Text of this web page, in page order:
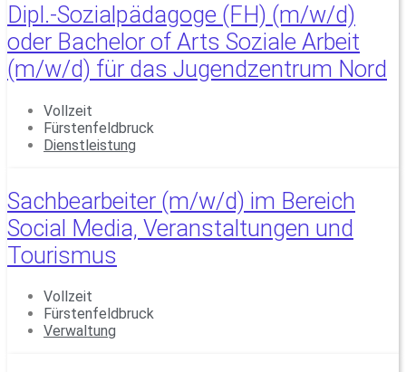
Dipl.-Sozialpädagoge (FH) (m/w/d)
oder Bachelor of Arts Soziale Arbeit
(m/w/d) für das Jugendzentrum Nord
Vollzeit
Fürstenfeldbruck
Dienstleistung
Sachbearbeiter (m/w/d) im Bereich
Social Media, Veranstaltungen und
Tourismus
Vollzeit
Fürstenfeldbruck
Verwaltung